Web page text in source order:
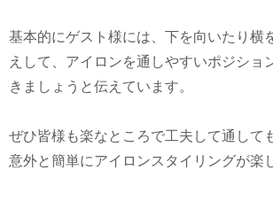
基本的にゲスト様には、下を向いたり横
えして、アイロンを通しやすいポジショ
きましょうと伝えています。
ぜひ皆様も楽なところで工夫して通して
意外と簡単にアイロンスタイリングが楽